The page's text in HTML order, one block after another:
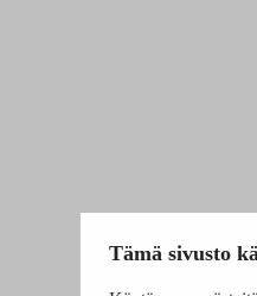
Tämä sivusto